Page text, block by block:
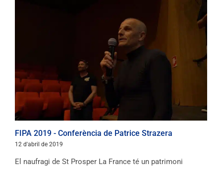
FIPA 2019 - Conferència de Patrice Strazera
12 d'abril de 2019
El naufragi de St Prosper La France té un patrimoni